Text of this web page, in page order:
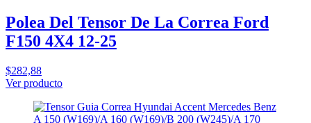
Polea Del Tensor De La Correa Ford
F150 4X4 12-25
$282,88
Ver producto